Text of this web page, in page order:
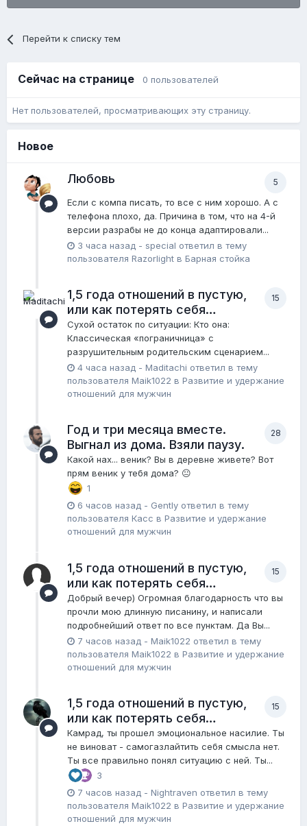
Перейти к списку тем
Сейчас на странице 0 пользователей
Нет пользователей, просматривающих эту страницу.
Новое
5
Любовь
Если с компа писать, то все с ним хорошо. А с
телефона плохо, да. Причина в том, что на 4-й
версии разрабы не до конца адаптировали...
3 часа назад - special ответил в тему
пользователя Razorlight в Барная стойка
15
1,5 года отношений в пустую,
или как потерять себя…
Сухой остаток по ситуации: Кто она:
Классическая «пограничница» с
разрушительным родительским сценарием...
4 часа назад - Maditachi ответил в тему
пользователя Maik1022 в Pазвитие и удержание
отношений для мужчин
28
Год и три месяца вместе.
Выгнал из дома. Взяли паузу.
Какой нах... веник? Вы в деревне живете? Вот
прям веник у тебя дома? 😐
1
6 часов назад - Gently ответил в тему
пользователя Касс в Pазвитие и удержание
отношений для мужчин
15
1,5 года отношений в пустую,
или как потерять себя…
Добрый вечер) Огромная благодарность что вы
прочли мою длинную писанину, и написали
подробнейший ответ по все пунктам. Да Вы...
7 часов назад - Maik1022 ответил в тему
пользователя Maik1022 в Pазвитие и удержание
отношений для мужчин
15
1,5 года отношений в пустую,
или как потерять себя…
Камрад, ты прошел эмоциональное насилие. Ты
не виноват - самогазлайтить себя смысла нет.
Ты все правильно понял ситуацию с ней. Ты...
3
7 часов назад - Nightraven ответил в тему
пользователя Maik1022 в Pазвитие и удержание
отношений для мужчин